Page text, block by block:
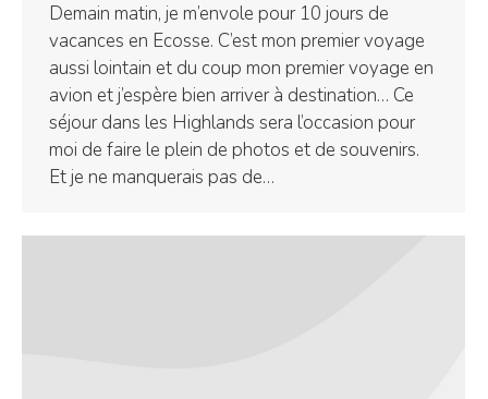
Demain matin, je m’envole pour 10 jours de
vacances en Ecosse. C’est mon premier voyage
aussi lointain et du coup mon premier voyage en
avion et j’espère bien arriver à destination… Ce
séjour dans les Highlands sera l’occasion pour
moi de faire le plein de photos et de souvenirs.
Et je ne manquerais pas de…